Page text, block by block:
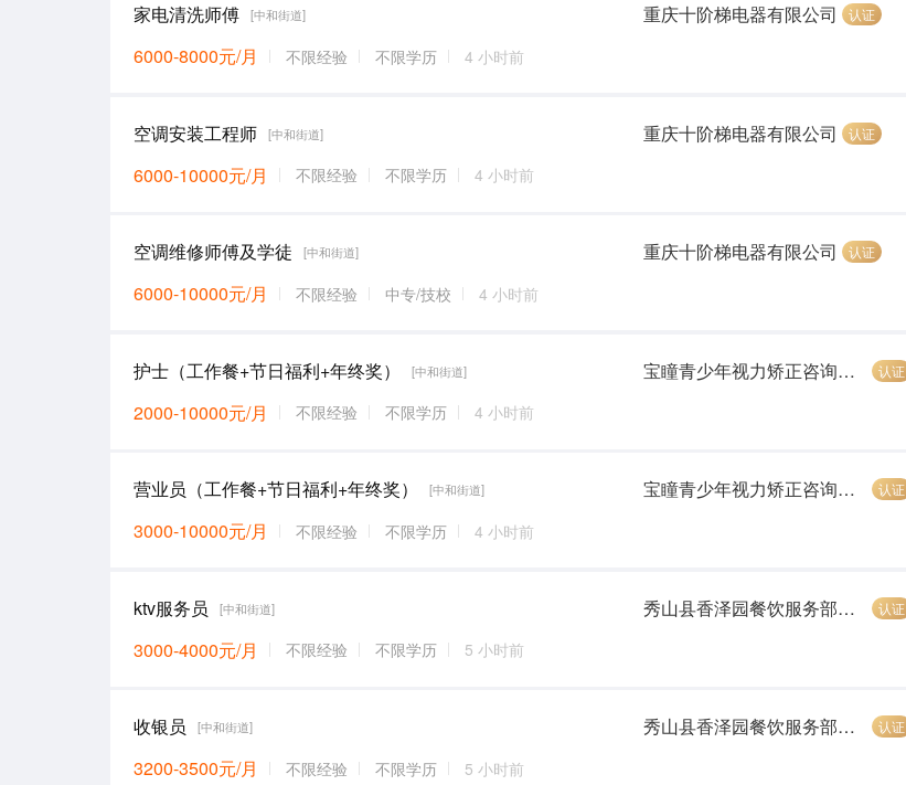
家电清洗师傅 [中和街道]
6000-8000元/月 不限经验 不限学历 4 小时前
重庆十阶梯电器有限公司 认证
空调安装工程师 [中和街道]
6000-10000元/月 不限经验 不限学历 4 小时前
重庆十阶梯电器有限公司 认证
空调维修师傅及学徒 [中和街道]
6000-10000元/月 不限经验 中专/技校 4 小时前
重庆十阶梯电器有限公司 认证
护士（工作餐+节日福利+年终奖） [中和街道]
2000-10000元/月 不限经验 不限学历 4 小时前
宝瞳青少年视力矫正咨询中心 认证
营业员（工作餐+节日福利+年终奖） [中和街道]
3000-10000元/月 不限经验 不限学历 4 小时前
宝瞳青少年视力矫正咨询中心 认证
ktv服务员 [中和街道]
3000-4000元/月 不限经验 不限学历 5 小时前
秀山县香泽园餐饮服务部（个体工商户） 认证
收银员 [中和街道]
3200-3500元/月 不限经验 不限学历 5 小时前
秀山县香泽园餐饮服务部（个体工商户） 认证